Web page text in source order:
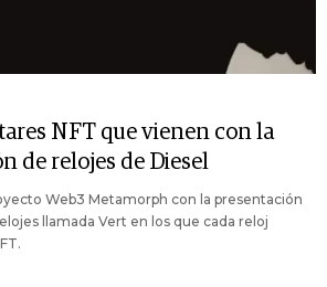
NFT que vienen con la
de relojes de Diesel
Web3 Metamorph con la presentación
llamada Vert en los que cada reloj